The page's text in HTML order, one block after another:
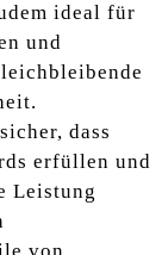
ideal für
und
dass
erfüllen und
Leistung